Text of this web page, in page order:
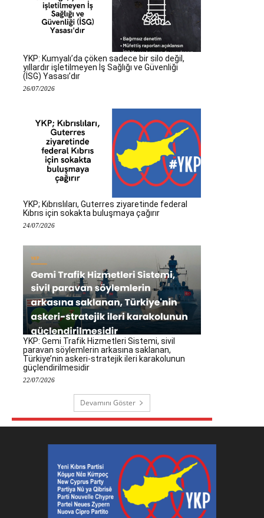
YKP: Kumyalı’da çöken sadece bir silo değil,
yıllardır işletilmeyen İş Sağlığı ve Güvenliği
(İSG) Yasası’dır
26/07/2026
YKP; Kıbrıslıları, Guterres ziyaretinde federal
Kıbrıs için sokakta buluşmaya çağırır
24/07/2026
YKP: Gemi Trafik Hizmetleri Sistemi, sivil
paravan söylemlerin arkasına saklanan,
Türkiye’nin askeri-stratejik ileri karakolunun
güçlendirilmesidir
22/07/2026
Devamını Göster